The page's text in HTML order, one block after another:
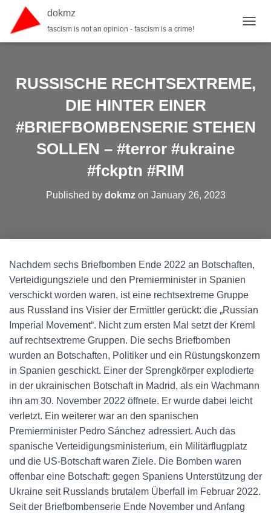
dokmz
fascism is not an opinion - fascism is a crime!
RUSSISCHE RECHTSEXTREME,
DIE HINTER EINER
#BRIEFBOMBENSERIE STEHEN
SOLLEN – #terror #ukraine
#fckptn #RIM
Published by dokmzon January 26, 2023
Nachdem sechs Briefbomben Ende 2022 an Botschaften,
Verteidigungsziele und den Premierminister in Spanien
verschickt worden waren, ist eine rechtsextreme Gruppe
aus Russland ins Visier der Ermittler gerückt: die „Russian
Imperial Movement“. Nicht zum ersten Mal setzt der Kreml
auf rechtsextreme Gruppen. Die sechs Briefbomben
wurden an Botschaften, Politiker und ein Rüstungskonzern
in Spanien geschickt. Einer der Sprengkörper explodierte
in der ukrainischen Botschaft in Madrid, als ein Wachmann
ihn am 30. November 2022 öffnete. Er wurde dabei leicht
verletzt. Ein weiterer war an den spanischen
Premierminister Pedro Sánchez adressiert. Auch das
spanische Verteidigungsministerium, ein Militärflugplatz
und die US-Botschaft waren Ziele. Die Bomben waren
offenbar eine Botschaft: gegen Spaniens Unterstützung der
Ukraine seit Russlands brutalem Überfall im Februar 2022.
Seit der Briefbombenserie Ende November und Anfang